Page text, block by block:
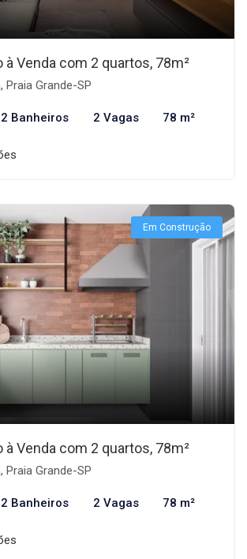
à Venda com 2 quartos, 78m²
Praia Grande-SP
2 Banheiros 2 Vagas 78 m²
Em Construção
à Venda com 2 quartos, 78m²
Praia Grande-SP
2 Banheiros 2 Vagas 78 m²